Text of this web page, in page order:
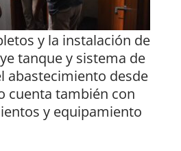
y la instalación de
tanque y sistema de
abastecimiento desde
cuenta también con
y equipamiento